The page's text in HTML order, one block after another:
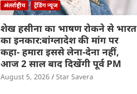
अंतर्राष्ट्रीय ट्रेंडिंग न्यूज
शेख हसीना का भाषण रोकने से भारत
का इनकार:बांग्लादेश की मांग पर
कहा- हमारा इससे लेना-देना नहीं,
आज 2 साल बाद दिखेंगी पूर्व PM
August 5, 2026 Star Savera